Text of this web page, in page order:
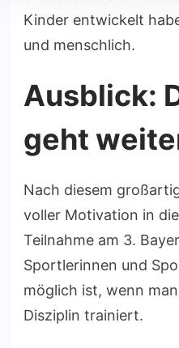
Kinder entwickelt
und menschlich.
Ausblick:
geht
Nach diesem
voller Motivation in
Teilnahme am 3.
Sportlerinnen und
möglich ist, wenn
Disziplin trainiert.